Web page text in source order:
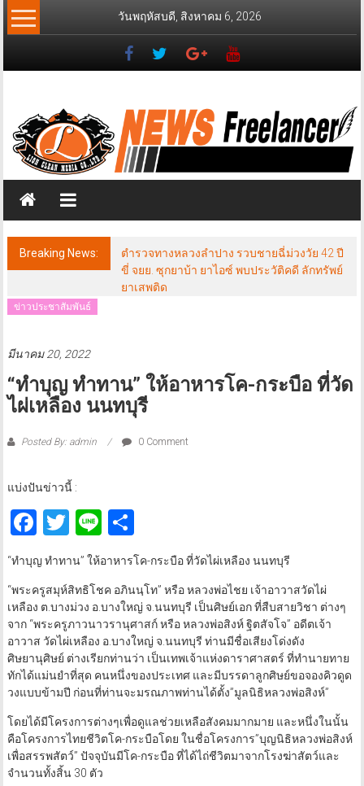
Skip
to
วันพฤหัสบดี, สิงหาคม 6, 2026
News
Freelancer
วส์
ฟรี
แลน
เซอร์
Breaking News:
ตำรวจทางหลวงลำปาง รวบชายฉี่ม่วงวัย 42 ปี
ขี่ จยย. ซุกยาบ้า ยาไอซ์ พบประวัติคดี ลักทรัพย์
ยาเสพติด
ข่าวประชาสัมพันธ์
มีนาคม 20, 2022
“ทำบุญ ทำทาน” ให้อาหารโค-กระบือ ที่วัด
ไผ่เหลือง นนทบุรี
Posted By: admin 0 Comment
แบ่งปันข่าวนี้ :
Facebook
Twitter
LineShare
“ทำบุญ ทำทาน” ให้อาหารโค-กระบือ ที่วัดไผ่เหลือง นนทบุรี
“พระครูสมุห์สิทธิโชค อภินนฺโท” หรือ หลวงพ่อไชย เจ้าอาวาสวัดไผ่
เหลือง ต.บางม่วง อ.บางใหญ่ จ.นนทบุรี เป็นศิษย์เอก ที่สืบสายวิชา ต่างๆ
จาก “พระครูภาวนาวรานุศาสก์ หรือ หลวงพ่อสิงห์ ฐิตสัจโจ” อดีตเจ้า
อาวาส วัดไผ่เหลือง อ.บางใหญ่ จ.นนทบุรี ท่านมีชื่อเสียงโด่งดัง
ศิษยานุศิษย์ ต่างเรียกท่านว่า เป็นเทพเจ้าแห่งดาราศาสตร์ ที่ทำนายทาย
ทักได้แม่นยำที่สุด คนหนึ่งของประเทศ และมีบรรดาลูกศิษย์ขอจองคิวดูด
วงแบบข้ามปี ก่อนที่ท่านจะมรณภาพท่านได้ตั้ง”มูลนิธิหลวงพ่อสิงห์”
โดยได้มีโครงการต่างๆเพื่อดูแลช่วยเหลือสังคมมากมาย และหนึ่งในนั้น
คือโครงการไทยชีวิตโค-กระบือโดย ในชื่อโครงการ”บุญนิธิหลวงพ่อสิงห์
เพื่อสรรพสัตว์” ปัจจุบันมีโค-กระบือ ที่ได้ไถ่ชีวิตมาจากโรงฆ่าสัตว์และ
จำนวนทั้งสิ้น 30 ตัว